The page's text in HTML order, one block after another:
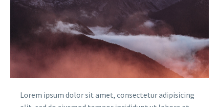
Lorem ipsum dolor sit amet, consectetur adipisicing